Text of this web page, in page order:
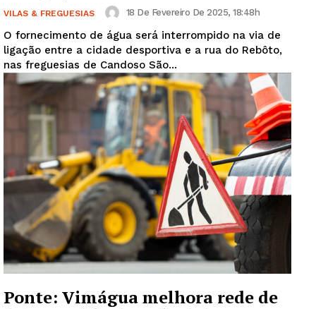
VILAS & FREGUESIAS 18 De Fevereiro De 2025, 18:48h
O fornecimento de água será interrompido na via de
ligação entre a cidade desportiva e a rua do Rebôto,
nas freguesias de Candoso São...
Ponte: Vimágua melhora rede de